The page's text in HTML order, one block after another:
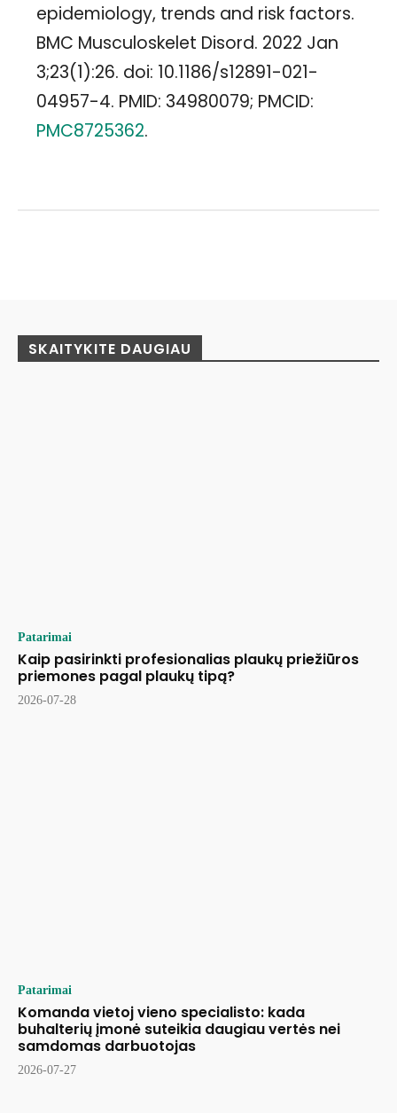
epidemiology, trends and risk factors.
BMC Musculoskelet Disord. 2022 Jan
3;23(1):26. doi: 10.1186/s12891-021-
04957-4. PMID: 34980079; PMCID:
PMC8725362.
SKAITYKITE DAUGIAU
Patarimai
Kaip pasirinkti profesionalias plaukų priežiūros
priemones pagal plaukų tipą?
2026-07-28
Patarimai
Komanda vietoj vieno specialisto: kada
buhalterių įmonė suteikia daugiau vertės nei
samdomas darbuotojas
2026-07-27